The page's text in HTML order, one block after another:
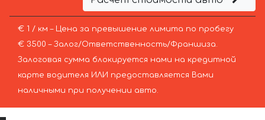
€ 1 / км – Цена за превышение лимита по пробегу
€ 3500 – Залог/Ответственность/Франшиза.
Залоговая сумма блокируется нами на кредитной
карте водителя ИЛИ предоставляется Вами
наличными при получении авто.